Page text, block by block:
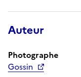
Auteur
Photographe
Gossin